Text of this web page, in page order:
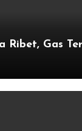
Ribet, Gas